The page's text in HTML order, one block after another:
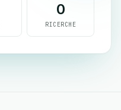
0
RICERCHE